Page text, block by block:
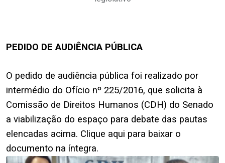
PEDIDO DE AUDIÊNCIA PÚBLICA
O pedido de audiência pública foi realizado por
intermédio do Ofício nº 225/2016, que solicita à
Comissão de Direitos Humanos (CDH) do Senado
a viabilização do espaço para debate das pautas
elencadas acima. Clique aqui para baixar o
documento na íntegra.